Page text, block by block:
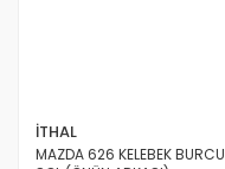
İTHAL
MAZDA 626 KELEBEK BURCU